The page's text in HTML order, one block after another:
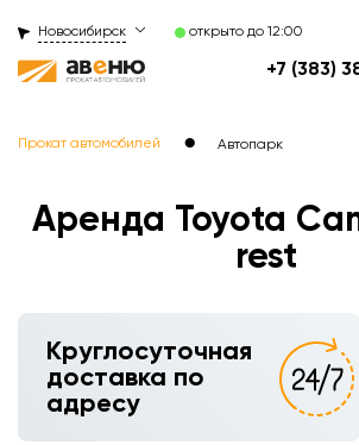
Новосибирск открыто до 12:00
+7 (383)
Прокат автомобилей ● Автопарк
Аренда Toyota
rest
Круглосуточная
доставка по
адресу